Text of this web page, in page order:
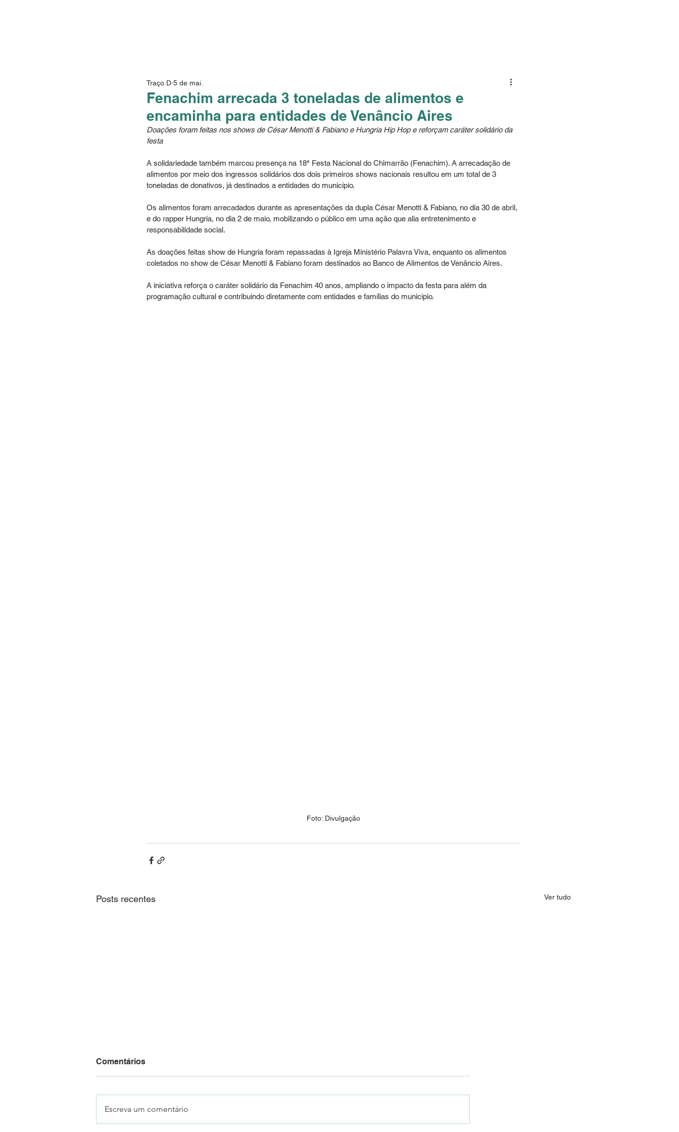
Fenachim arrecada 3 toneladas de alimentos e
encaminha para entidades de Venâncio Aires
Traço D 5 de mai.
Doações foram feitas nos shows de César Menotti & Fabiano e Hungria Hip Hop e reforçam caráter solidário da
festa
A solidariedade também marcou presença na 18ª Festa Nacional do Chimarrão (Fenachim). A arrecadação de
alimentos por meio dos ingressos solidários dos dois primeiros shows nacionais resultou em um total de 3
toneladas de donativos, já destinados a entidades do município.
Os alimentos foram arrecadados durante as apresentações da dupla César Menotti & Fabiano, no dia 30 de abril,
e do rapper Hungria, no dia 2 de maio, mobilizando o público em uma ação que alia entretenimento e
responsabilidade social.
As doações feitas show de Hungria foram repassadas à Igreja Ministério Palavra Viva, enquanto os alimentos
coletados no show de César Menotti & Fabiano foram destinados ao Banco de Alimentos de Venâncio Aires.
A iniciativa reforça o caráter solidário da Fenachim 40 anos, ampliando o impacto da festa para além da
programação cultural e contribuindo diretamente com entidades e famílias do município.
Foto: Divulgação
Posts recentes Ver tudo
Comentários
Escreva um comentário